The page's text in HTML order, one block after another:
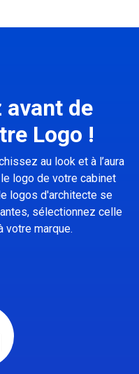
avant de
Logo !
au look et à l’aura
logo de votre cabinet
logos d'architecte se
sélectionnez celle
votre marque.